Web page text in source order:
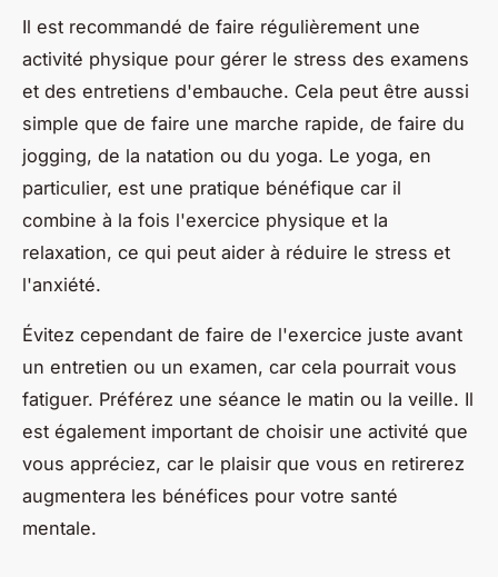
Il est recommandé de faire régulièrement une
activité physique pour gérer le stress des examens
et des entretiens d'embauche. Cela peut être aussi
simple que de faire une marche rapide, de faire du
jogging, de la natation ou du yoga. Le yoga, en
particulier, est une pratique bénéfique car il
combine à la fois l'exercice physique et la
relaxation, ce qui peut aider à réduire le stress et
l'anxiété.
Évitez cependant de faire de l'exercice juste avant
un entretien ou un examen, car cela pourrait vous
fatiguer. Préférez une séance le matin ou la veille. Il
est également important de choisir une activité que
vous appréciez, car le plaisir que vous en retirerez
augmentera les bénéfices pour votre santé
mentale.